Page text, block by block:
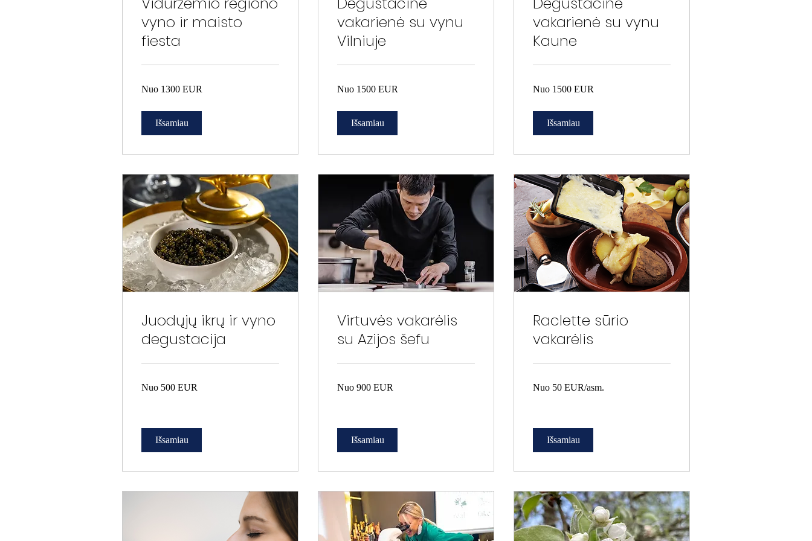
vyno ir maisto
fiesta
1300
Nuo 1300 EUR
Išsamiau
vakarienė su vynu
Vilniuje
1500
Nuo 1500 EUR
Išsamiau
vakarienė su vynu
Kaune
1500
Nuo 1500 EUR
Išsamiau
Juodųjų ikrų ir vyno
degustacija
500
Nuo 500 EUR
Išsamiau
Virtuvės vakarėlis
su Azijos šefu
900
Nuo 900 EUR
Išsamiau
Raclette sūrio
vakarėlis
50
Nuo 50 EUR/asm.
Išsamiau